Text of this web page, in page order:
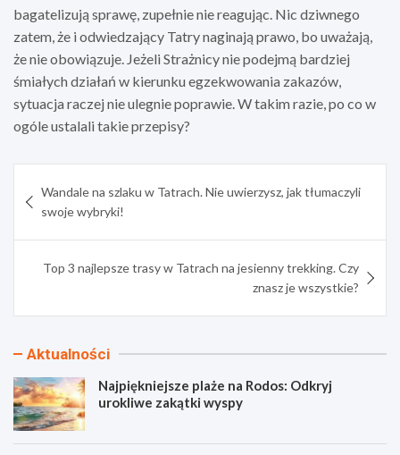
bagatelizują sprawę, zupełnie nie reagując. Nic dziwnego
zatem, że i odwiedzający Tatry naginają prawo, bo uważają,
że nie obowiązuje. Jeżeli Strażnicy nie podejmą bardziej
śmiałych działań w kierunku egzekwowania zakazów,
sytuacja raczej nie ulegnie poprawie. W takim razie, po co w
ogóle ustalali takie przepisy?
wpisu
Wandale na szlaku w Tatrach. Nie uwierzysz, jak tłumaczyli
swoje wybryki!
Top 3 najlepsze trasy w Tatrach na jesienny trekking. Czy
znasz je wszystkie?
Aktualności
Najpiękniejsze plaże na Rodos: Odkryj
urokliwe zakątki wyspy